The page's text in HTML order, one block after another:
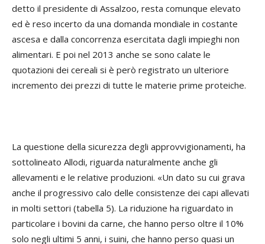
detto il presidente di Assalzoo, resta comunque elevato
ed è reso incerto da una domanda mondiale in costante
ascesa e dalla concorrenza esercitata dagli impieghi non
alimentari. E poi nel 2013 anche se sono calate le
quotazioni dei cereali si è però registrato un ulteriore
incremento dei prezzi di tutte le materie prime proteiche.
La questione della sicurezza degli approvvigionamenti, ha
sottolineato Allodi, riguarda naturalmente anche gli
allevamenti e le relative produzioni. «Un dato su cui grava
anche il progressivo calo delle consistenze dei capi allevati
in molti settori (tabella 5). La riduzione ha riguardato in
particolare i bovini da carne, che hanno perso oltre il 10%
solo negli ultimi 5 anni, i suini, che hanno perso quasi un